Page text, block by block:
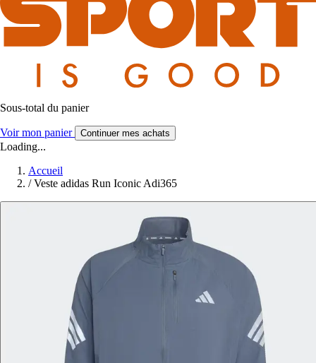
Sous-total du panier
Voir mon panier Continuer mes achats
Loading...
Accueil
/ Veste adidas Run Iconic Adi365